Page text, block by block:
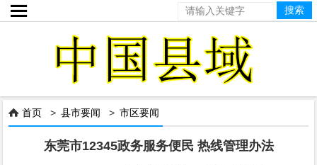

 首页 >县市要闻 >市区要闻
东莞市12345政务服务便民 热线管理办法